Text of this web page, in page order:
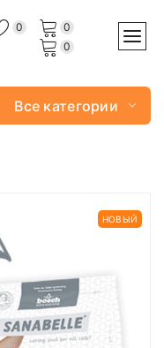
0
0
0
Все категории
НОВЫЙ